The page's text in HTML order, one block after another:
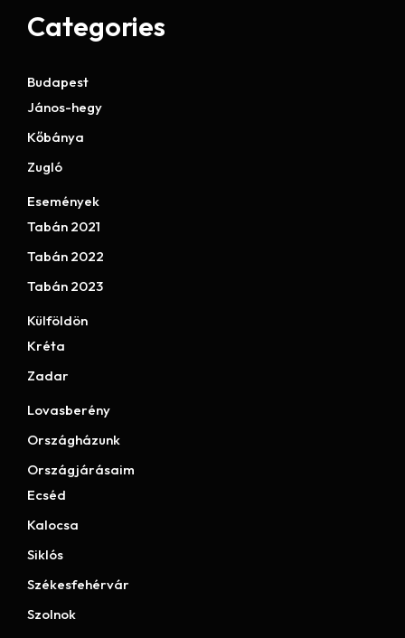
Categories
Budapest
János-hegy
Kőbánya
Zugló
Események
Tabán 2021
Tabán 2022
Tabán 2023
Külföldön
Kréta
Zadar
Lovasberény
Országházunk
Országjárásaim
Ecséd
Kalocsa
Siklós
Székesfehérvár
Szolnok